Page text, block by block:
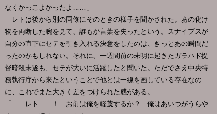
なくかっこよかったよ……」
レトは後から別の同僚にそのときの様子を聞かされた。あの化け
物を両断した腕を見て、誰もが言葉を失ったという。スナイプスが
自分の直下にセテを引き入れる決意をしたのは、きっとあの瞬間だ
ったのかもしれない。それに、一週間前の未明に起きたガラハド提
督暗殺未遂も、セテが大いに活躍したと聞いた。ただでさえ中央特
務執行庁から来たということで他とは一線を画している存在なの
に、これでまた大きく差をつけられた感がある。
「……レト……！ お前は俺を軽蔑するか？ 俺はあいつがうらや